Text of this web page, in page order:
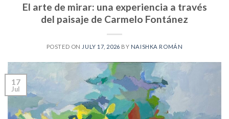
El arte de mirar: una experiencia a través
del paisaje de Carmelo Fontánez
POSTED ON JULY 17, 2026 BY NAISHKA ROMÁN
17
Jul